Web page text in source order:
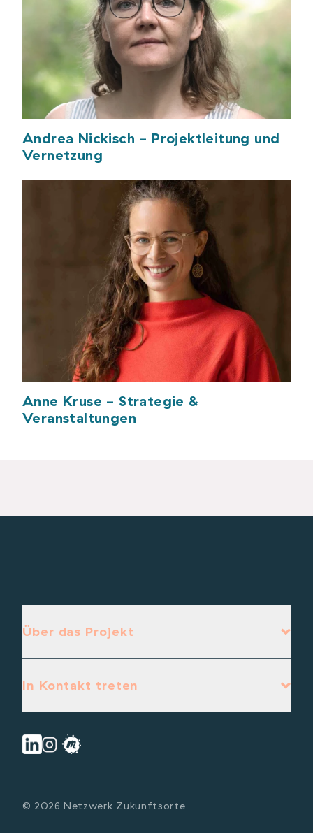
Andrea Nickisch - Projektleitung und
Vernetzung
Anne Kruse - Strategie &
Veranstaltungen
Über das Projekt
In Kontakt treten
© 2026 Netzwerk Zukunftsorte